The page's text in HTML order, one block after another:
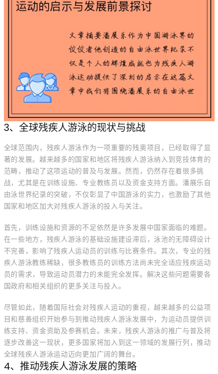
3、全球残疾人游泳的现状与挑战
全球范围内，残疾人游泳作为一项重要的残奥项目，已经取得了显
著的发展。越来越多的国家和地区将残疾人游泳纳入到竞技体育的
范畴，推动了这项运动的普及与发展。然而，仍然存在着很多挑
战，尤其是在训练设施、专业教练员以及资金支持方面。潘展乐自
由泳世界纪录的突破，不仅彰显了中国游泳的实力，也激励了其他
国家和地区加大对残疾人游泳的投入与关注。
首先，训练设施和资源的不足依然是许多发展中国家面临的难题。
在一些地方，残疾人游泳的基础设施建设滞后，泳池的无障碍设计
不完善，影响了残疾人运动员的训练与比赛条件。其次，专业的残
疾人游泳教练稀缺，很多教练员的训练方法尚未完全适应残疾运动
员的需求，导致运动员潜力的未能完全发挥。解决这些问题需要各
国政府和相关组织的更多关注与投入。
尽管如此，随着国际社会对残疾人运动的重视，越来越多的公益项
目和慈善组织开始参与到推动残疾人游泳发展中，为运动员提供训
练支持、资金资助及参赛机会。未来，残疾人游泳的推广与普及将
逐步改善这一现状，更多国家将加入到这一领域的发展行列，推动
全球残疾人游泳运动迈向更加广阔的舞台。
4、推动残疾人游泳发展的策略